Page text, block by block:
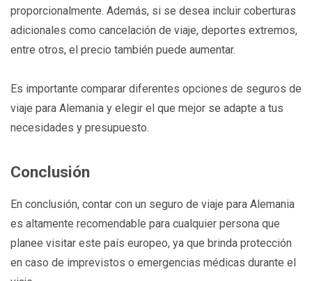
proporcionalmente. Además, si se desea incluir coberturas
adicionales como cancelación de viaje, deportes extremos,
entre otros, el precio también puede aumentar.
Es importante comparar diferentes opciones de seguros de
viaje para Alemania y elegir el que mejor se adapte a tus
necesidades y presupuesto.
Conclusión
En conclusión, contar con un seguro de viaje para Alemania
es altamente recomendable para cualquier persona que
planee visitar este país europeo, ya que brinda protección
en caso de imprevistos o emergencias médicas durante el